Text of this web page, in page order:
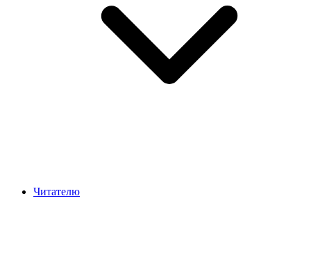
Читателю